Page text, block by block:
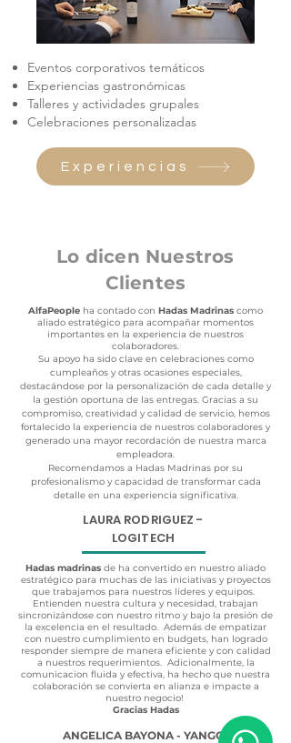
Eventos corporativos temáticos
Experiencias gastronómicas
Talleres y actividades grupales
Celebraciones personalizadas
Experiencias
Lo dicen Nuestros
Clientes
AlfaPeople ha contado con Hadas Madrinas como
aliado estratégico para acompañar momentos
importantes en la experiencia de nuestros
colaboradores.
Su apoyo ha sido clave en celebraciones como
cumpleaños y otras ocasiones especiales,
destacándose por la personalización de cada detalle y
la gestión oportuna de las entregas. Gracias a su
compromiso, creatividad y calidad de servicio, hemos
fortalecido la experiencia de nuestros colaboradores y
generado una mayor recordación de nuestra marca
empleadora.
Recomendamos a Hadas Madrinas por su
profesionalismo y capacidad de transformar cada
detalle en una experiencia significativa.
LAURA RODRIGUEZ -
LOGITECH
Hadas madrinas de ha convertido en nuestro aliado
estratégico para muchas de las iniciativas y proyectos
que trabajamos para nuestros líderes y equipos.
Entienden nuestra cultura y necesidad, trabajan
sincronizándose con nuestro ritmo y bajo la presión de
la excelencia en el resultado. Además de empatizar
con nuestro cumplimiento en budgets, han logrado
responder siempre de manera eficiente y con calidad
a nuestros requerimientos. Adicionalmente, la
comunicacion fluida y efectiva, ha hecho que nuestra
colaboración se convierta en alianza e impacte a
nuestro negocio!
Gracias Hadas
ANGELICA BAYONA - YANGO